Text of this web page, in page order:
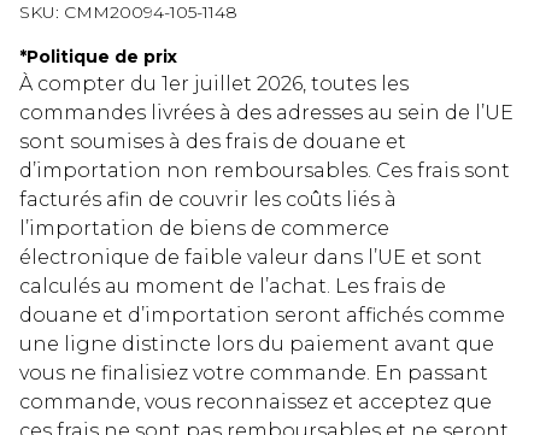
SKU: CMM20094-105-1148
*Politique de prix
À compter du 1er juillet 2026, toutes les
commandes livrées à des adresses au sein de l’UE
sont soumises à des frais de douane et
d’importation non remboursables. Ces frais sont
facturés afin de couvrir les coûts liés à
l’importation de biens de commerce
électronique de faible valeur dans l’UE et sont
calculés au moment de l’achat. Les frais de
douane et d’importation seront affichés comme
une ligne distincte lors du paiement avant que
vous ne finalisiez votre commande. En passant
commande, vous reconnaissez et acceptez que